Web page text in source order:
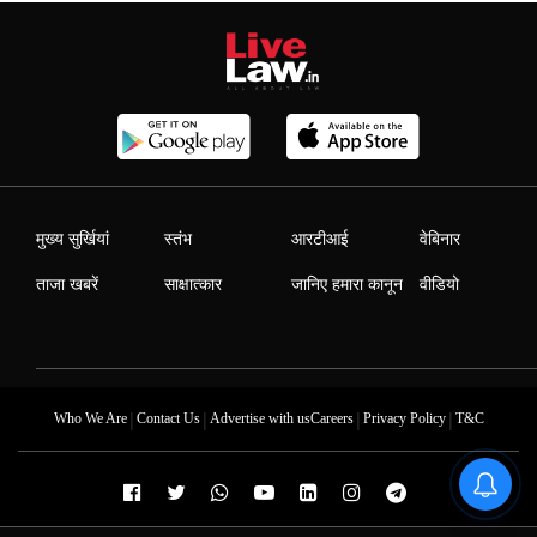
मुख्य सुर्खियां
ताजा खबरें
स्तंभ
साक्षात्कार
आरटीआई
जानिए हमारा कानून
वेबिनार
वीडियो
Who We Are| Contact Us| Advertise with usCareers| Privacy Policy| T&C